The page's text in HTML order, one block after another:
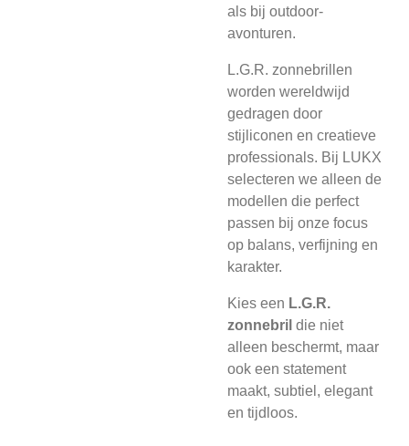
als bij outdoor-
avonturen.
L.G.R. zonnebrillen
worden wereldwijd
gedragen door
stijliconen en creatieve
professionals. Bij LUKX
selecteren we alleen de
modellen die perfect
passen bij onze focus
op balans, verfijning en
karakter.
Kies een L.G.R.
zonnebril die niet
alleen beschermt, maar
ook een statement
maakt, subtiel, elegant
en tijdloos.